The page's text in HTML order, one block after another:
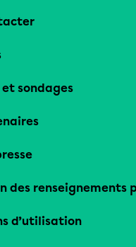
et sondages
des renseignements
d’utilisation